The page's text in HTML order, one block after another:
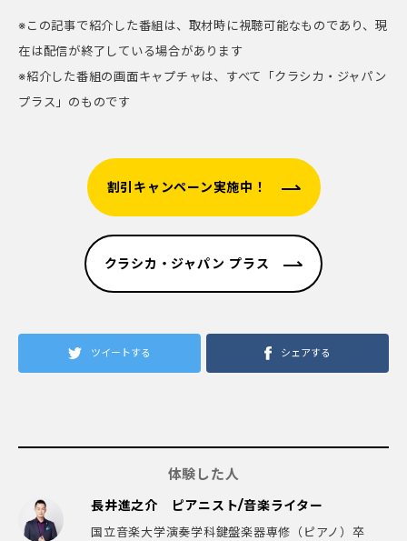
※この記事で紹介した番組は、取材時に視聴可能なものであり、現
在は配信が終了している場合があります
※紹介した番組の画面キャプチャは、すべて「クラシカ・ジャパン
プラス」のものです
割引キャンペーン実施中！
クラシカ・ジャパン プラス
ツイートする シェアする
体験した人
長井進之介 ピアニスト/音楽ライター
国立音楽大学演奏学科鍵盤楽器専修（ピアノ）卒